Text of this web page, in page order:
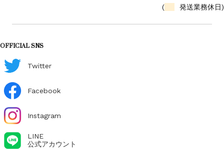
( 発送業務休日)
OFFICIAL SNS
Twitter
Facebook
Instagram
LINE
公式アカウント